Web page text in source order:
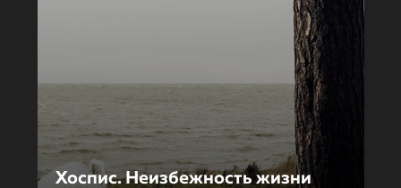
Хоспис. Неизбежность жизни